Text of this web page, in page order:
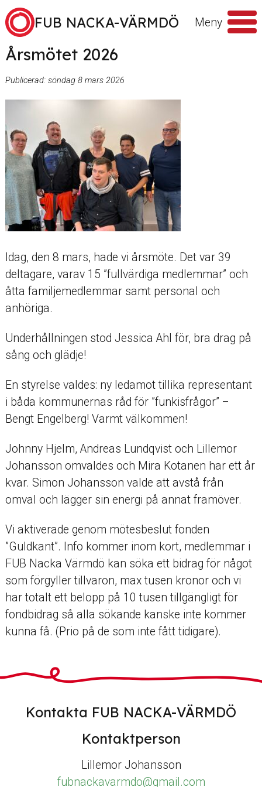
Hoppa till innehåll
FUB NACKA-VÄRMDÖ Meny
Sök
efter
Årsmötet 2026
Publicerad: söndag 8 mars 2026
Idag, den 8 mars, hade vi årsmöte. Det var 39
deltagare, varav 15 ”fullvärdiga medlemmar” och
åtta familjemedlemmar samt personal och
anhöriga.
Underhållningen stod Jessica Ahl för, bra drag på
sång och glädje!
En styrelse valdes: ny ledamot tillika representant
i båda kommunernas råd för ”funkisfrågor” –
Bengt Engelberg! Varmt välkommen!
Johnny Hjelm, Andreas Lundqvist och Lillemor
Johansson omvaldes och Mira Kotanen har ett år
kvar. Simon Johansson valde att avstå från
omval och lägger sin energi på annat framöver.
Vi aktiverade genom mötesbeslut fonden
”Guldkant”. Info kommer inom kort, medlemmar i
FUB Nacka Värmdö kan söka ett bidrag för något
som förgyller tillvaron, max tusen kronor och vi
har totalt ett belopp på 10 tusen tillgängligt för
fondbidrag så alla sökande kanske inte kommer
kunna få. (Prio på de som inte fått tidigare).
Kontakta FUB NACKA-VÄRMDÖ
Kontaktperson
Lillemor Johansson
fubnackavarmdo@gmail.com